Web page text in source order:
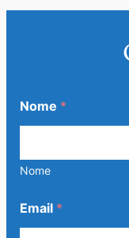
o
m
E
i
l
Nome *
Nome
Email *